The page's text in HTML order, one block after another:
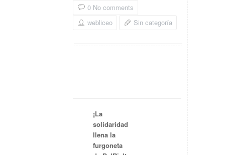
0 No comments
webliceo
Sin categoría
¡La
solidaridad
llena la
furgoneta